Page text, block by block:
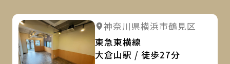
詳細を見る 詳細を見る
神奈川県横浜市鶴見区
東急東横線
大倉山駅 / 徒歩27分